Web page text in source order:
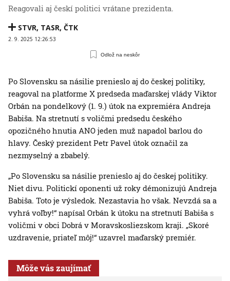
Reagovali aj českí politici vrátane prezidenta.
STVR, TASR, ČTK
2. 9. 2025 12:26:53
Odlož na neskôr
Po Slovensku sa násilie prenieslo aj do českej politiky,
reagoval na platforme X predseda maďarskej vlády Viktor
Orbán na pondelkový (1. 9.) útok na expremiéra Andreja
Babiša. Na stretnutí s voličmi predsedu českého
opozičného hnutia ANO jeden muž napadol barlou do
hlavy. Český prezident Petr Pavel útok označil za
nezmyselný a zbabelý.
„Po Slovensku sa násilie prenieslo aj do českej politiky.
Niet divu. Politickí oponenti už roky démonizujú Andreja
Babiša. Toto je výsledok. Nezastavia ho však. Nevzdá sa a
vyhrá voľby!“ napísal Orbán k útoku na stretnutí Babiša s
voličmi v obci Dobrá v Moravskosliezskom kraji. „Skoré
uzdravenie, priateľ môj!“ uzavrel maďarský premiér.
Môže vás zaujímať